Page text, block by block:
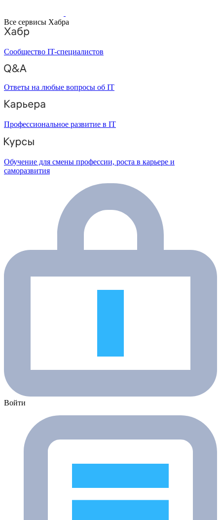
Все сервисы Хабра
Сообщество IT-специалистов
Ответы на любые вопросы об IT
Профессиональное развитие в IT
Обучение для смены профессии, роста в карьере и
саморазвития
Войти